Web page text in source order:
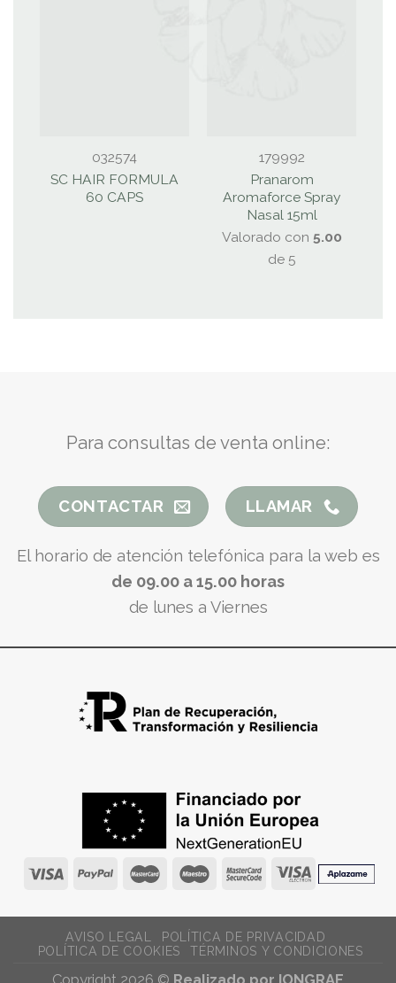
032574
SC HAIR FORMULA
60 CAPS
179992
Pranarom
Aromaforce Spray
Nasal 15ml
Valorado con 5.00
de 5
Para consultas de venta online:
CONTACTAR LLAMAR
El horario de atención telefónica para la web es
de 09.00 a 15.00 horas
de lunes a Viernes
AVISO LEGAL
POLÍTICA DE PRIVACIDAD
POLÍTICA DE COOKIES
TÉRMINOS Y CONDICIONES
Copyright 2026 © Realizado por IONGRAF